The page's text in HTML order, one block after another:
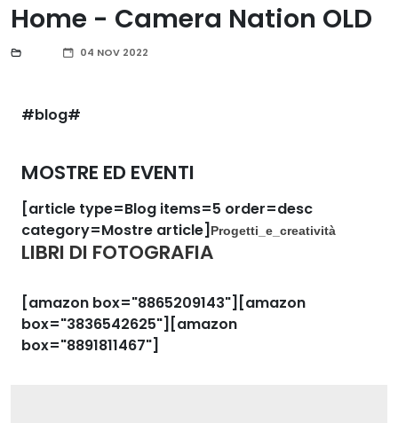
Home - Camera Nation OLD
04 NOV 2022
#blog#
MOSTRE ED EVENTI
[article type=Blog items=5 order=desc
category=Mostre article] Progetti_e_creatività
LIBRI DI FOTOGRAFIA
[amazon box="8865209143"][amazon
box="3836542625"][amazon
box="8891811467"]